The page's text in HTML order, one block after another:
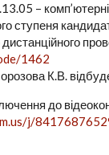
–
ступеня
1462
К.В.
до
j/